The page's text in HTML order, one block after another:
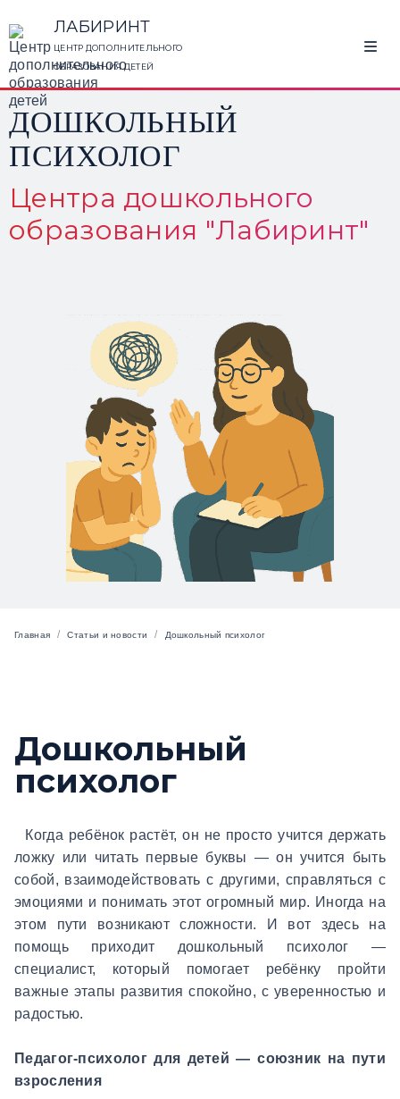
ЛАБИРИНТ
ЦЕНТР ДОПОЛНИТЕЛЬНОГО
ОБРАЗОВАНИЯ ДЕТЕЙ
ДОШКОЛЬНЫЙ
ПСИХОЛОГ
Центра дошкольного
образования "Лабиринт"
Главная / Статьи и новости / Дошкольный психолог
Дошкольный
психолог
Когда ребёнок растёт, он не просто учится держать
ложку или читать первые буквы — он учится быть
собой, взаимодействовать с другими, справляться с
эмоциями и понимать этот огромный мир. Иногда на
этом пути возникают сложности. И вот здесь на
помощь приходит дошкольный психолог —
специалист, который помогает ребёнку пройти
важные этапы развития спокойно, с уверенностью и
радостью.
Педагог-психолог для детей — союзник на пути
взросления